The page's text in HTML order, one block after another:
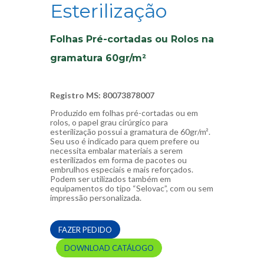
Esterilização
Folhas Pré-cortadas ou Rolos na
gramatura 60gr/m²
Registro MS: 80073878007
Produzido em folhas pré-cortadas ou em
rolos, o papel grau cirúrgico para
esterilização possui a gramatura de 60gr/m².
Seu uso é indicado para quem prefere ou
necessita embalar materiais a serem
esterilizados em forma de pacotes ou
embrulhos especiais e mais reforçados.
Podem ser utilizados também em
equipamentos do tipo “Selovac”, com ou sem
impressão personalizada.
FAZER PEDIDO
DOWNLOAD CATÁLOGO